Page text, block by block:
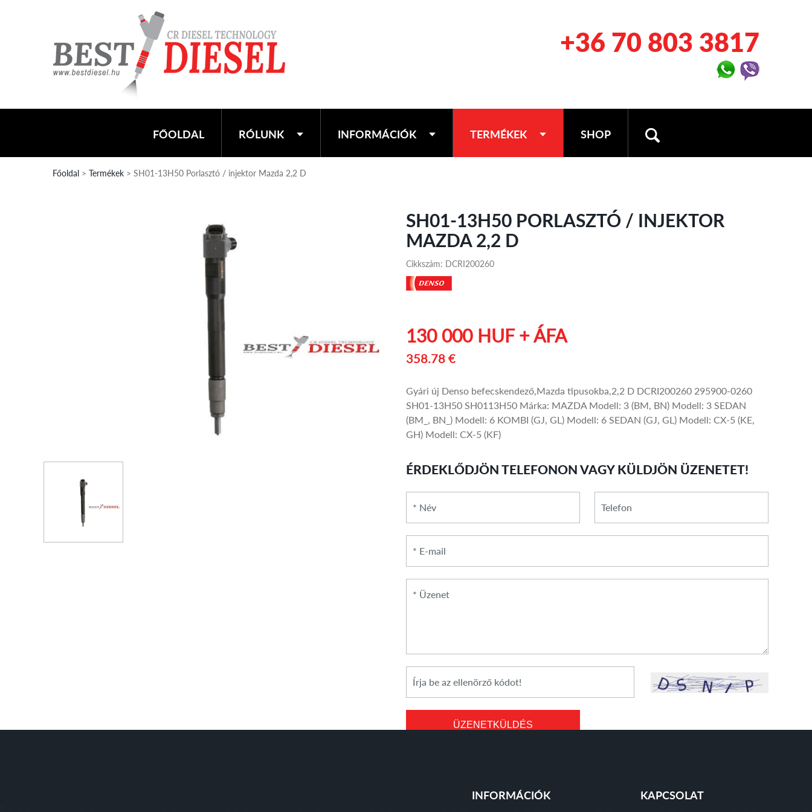
+36 70 803 3817
FŐOLDAL RÓLUNK INFORMÁCIÓK TERMÉKEK SHOP
Főoldal > Termékek > SH01-13H50 Porlasztó / injektor Mazda 2,2 D
SH01-13H50 PORLASZTÓ / INJEKTOR
MAZDA 2,2 D
Cikkszám: DCRI200260
130 000 HUF + ÁFA
358.78 €
Gyári új Denso befecskendező,Mazda tipusokba,2,2 D DCRI200260 295900-0260
SH01-13H50 SH0113H50 Márka: MAZDA Modell: 3 (BM, BN) Modell: 3 SEDAN
(BM_, BN_) Modell: 6 KOMBI (GJ, GL) Modell: 6 SEDAN (GJ, GL) Modell: CX-5 (KE,
GH) Modell: CX-5 (KF)
ÉRDEKLŐDJÖN TELEFONON VAGY KÜLDJÖN ÜZENETET!
Név
mail
Üzenet
Cikkszám
ÜZENETKÜLDÉS
INFORMÁCIÓK KAPCSOLAT